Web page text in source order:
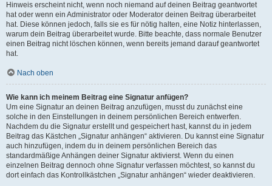
Hinweis erscheint nicht, wenn noch niemand auf deinen Beitrag geantwortet
hat oder wenn ein Administrator oder Moderator deinen Beitrag überarbeitet
hat. Diese können jedoch, falls sie es für nötig halten, eine Notiz hinterlassen,
warum dein Beitrag überarbeitet wurde. Bitte beachte, dass normale Benutzer
einen Beitrag nicht löschen können, wenn bereits jemand darauf geantwortet
hat.
Nach oben
Wie kann ich meinem Beitrag eine Signatur anfügen?
Um eine Signatur an deinen Beitrag anzufügen, musst du zunächst eine
solche in den Einstellungen in deinem persönlichen Bereich entwerfen.
Nachdem du die Signatur erstellt und gespeichert hast, kannst du in jedem
Beitrag das Kästchen „Signatur anhängen“ aktivieren. Du kannst eine Signatur
auch hinzufügen, indem du in deinem persönlichen Bereich das
standardmäßige Anhängen deiner Signatur aktivierst. Wenn du einen
einzelnen Beitrag dennoch ohne Signatur verfassen möchtest, so kannst du
dort einfach das Kontrollkästchen „Signatur anhängen“ wieder deaktivieren.